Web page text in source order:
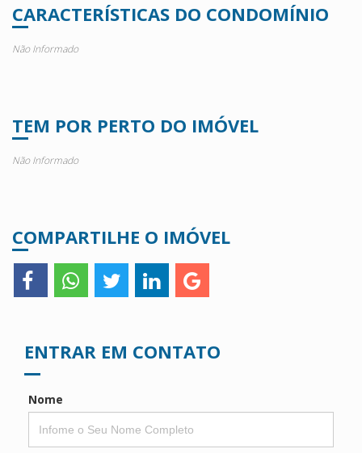
CARACTERÍSTICAS DO CONDOMÍNIO
Não Informado
TEM POR PERTO DO IMÓVEL
Não Informado
COMPARTILHE O IMÓVEL
ENTRAR EM CONTATO
Nome